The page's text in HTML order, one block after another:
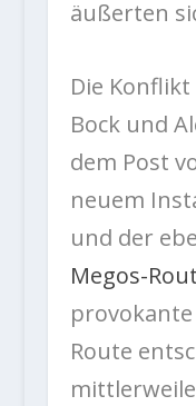
äußerten
Die
Bock und
dem Post
neuem
und der
Megos-
Route